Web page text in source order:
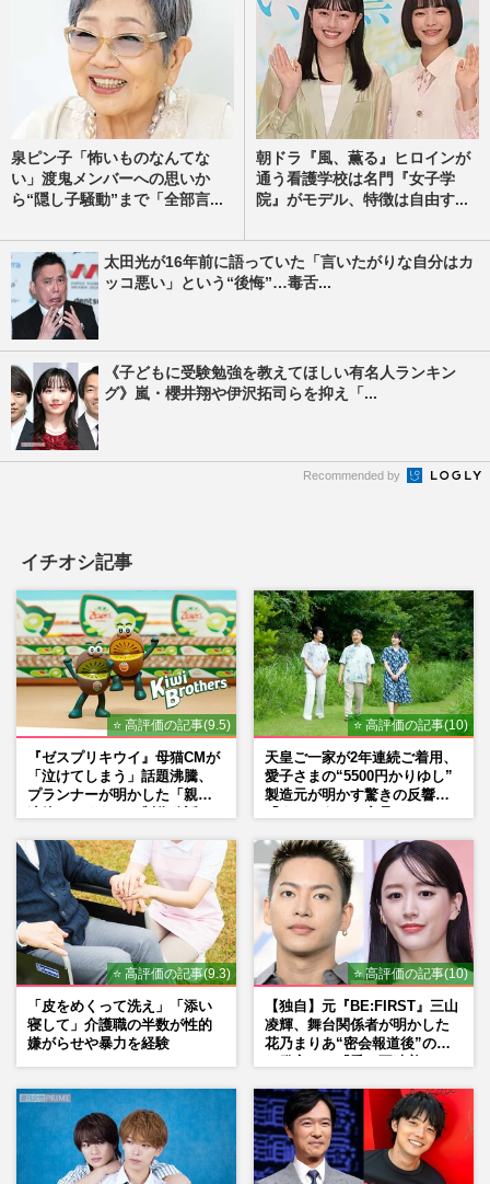
泉ピン子「怖いものなんてな
い」渡鬼メンバーへの思いか
ら“隠し子騒動”まで「全部言...
朝ドラ『風、薫る』ヒロインが
通う看護学校は名門『女子学
院』がモデル、特徴は自由す...
太田光が16年前に語っていた「言いたがりな自分はカ
ッコ悪い」という“後悔”…毒舌...
《子どもに受験勉強を教えてほしい有名人ランキン
グ》嵐・櫻井翔や伊沢拓司らを抑え「...
Recommended by
イチオシ記事
⭐ 高評価の記事(9.5)
『ゼスプリキウイ』母猫CMが
「泣けてしまう」話題沸騰、
プランナーが明かした「親に
⭐ 高評価の記事(10)
天皇ご一家が2年連続ご着用、
愛子さまの“5500円かりゆし”
製造元が明かす驚きの反響
⭐ 高評価の記事(9.3)
「皮をめくって洗え」「添い
寝して」介護職の半数が性的
嫌がらせや暴力を経験
⭐ 高評価の記事(10)
【独自】元『BE:FIRST』三山
凌輝、舞台関係者が明かした
花乃まりあ“密会報道後”の呆